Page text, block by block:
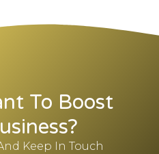
To Boost
Keep In Touch